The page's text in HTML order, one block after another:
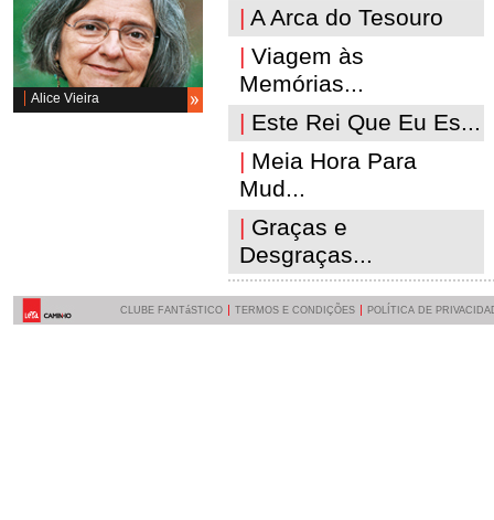
Alice Vieira
| A Arca do Tesouro
| Viagem às
Memórias...
| Este Rei Que Eu Es...
| Meia Hora Para
Mud...
| Graças e
Desgraças...
CLUBE FANTáSTICO TERMOS E CONDIÇÕES POLÍTICA DE